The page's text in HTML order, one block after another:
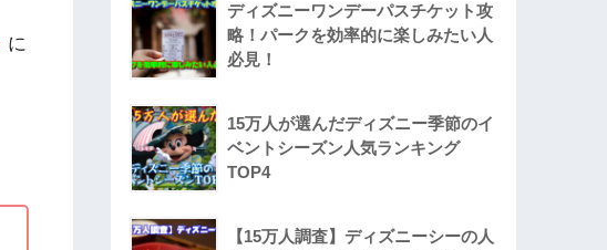
に
ディズニーワンデーパスチケット攻
略！パークを効率的に楽しみたい人
必見！
15万人が選んだディズニー季節のイ
ベントシーズン人気ランキング
TOP4
【15万人調査】ディズニーシーの人